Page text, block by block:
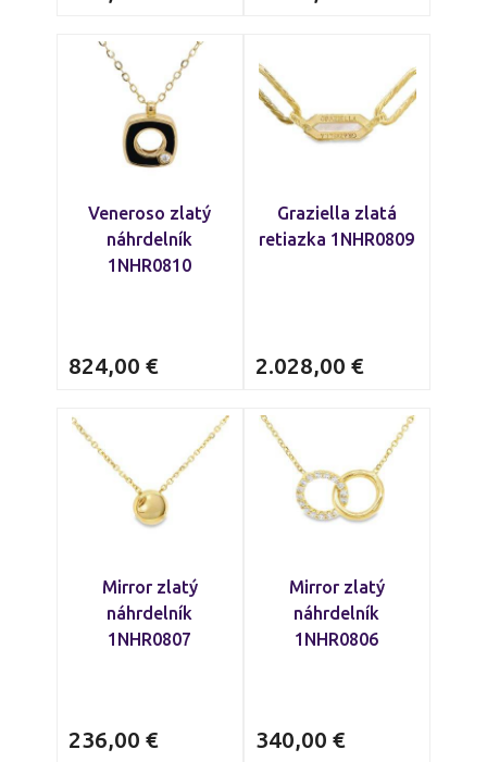
Veneroso zlatý
náhrdelník
1NHR0810
824,00 €
Graziella zlatá
retiazka 1NHR0809
2.028,00 €
Mirror zlatý
náhrdelník
1NHR0807
236,00 €
Mirror zlatý
náhrdelník
1NHR0806
340,00 €